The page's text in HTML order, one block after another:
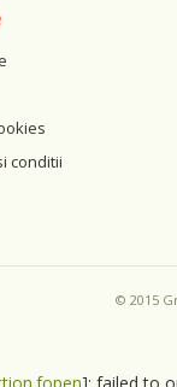
conditii
© 2015